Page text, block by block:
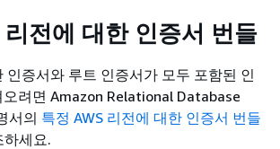
리전에 대한 인증서 번들
인증서와 루트 인증서가 모두 포함된 인
오려면 Amazon Relational Database
서의 특정 AWS 리전에 대한 인증서 번들
하세요.